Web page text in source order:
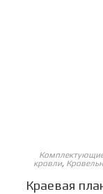
кровли,
Краевая